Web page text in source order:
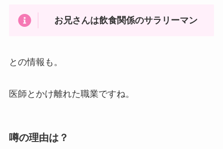
お兄さんは飲食関係のサラリーマン
との情報も。
医師とかけ離れた職業ですね。
噂の理由は？